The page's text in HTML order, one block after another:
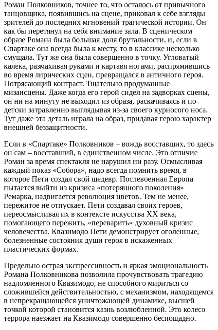
Роман Полковников, точнее то, что осталось от привычного
танцовщика, появившись на сцене, приковал к себе взгляды
зрителей до последних мгновений трагической истории. Он
как бы перетянул на себя внимание зала. В сценическом
образе Романа была большая доля брутальности, и, если в
Спартаке она всегда была к месту, то в классике несколько
смущала. Тут же она была совершенно в точку. Угловатый
калека, размахивая руками и картавя ногами, распрямившись
во время лирических сцен, превращался в античного героя.
Потрясающий контраст. Тщательно продуманные
мизансцены. Даже когда его герой сидел на задворках сцены,
он ни на минуту не выходил из образа, раскачиваясь и по-
детски затравленно выглядывая из-за своего курносого носа.
Тут даже эта деталь играла на образ, придавая герою характер
внешней беззащитности.
Если в «Спартаке» Полковников – вождь восставших, то здесь
он сам – восставший, в единственном числе. Это отличие
Роман за время спектакля не нарушил ни разу. Осмысливая
каждый показ «Собора», надо всегда помнить время, в
которое Пети создал свой шедевр. Послевоенная Европа
пытается выйти из кризиса «потерянного поколения»
Ремарка, надвигается революция цветов. Тем не менее,
пережитое не отпускает. Пети создавал своих героев,
переосмысливая их в контексте искусства XX века,
помогающего пережить, «переварить» духовный кризис
человечества. Квазимодо Пети демонстрирует оголенные,
болезненные состояния души героя в искаженных
пластических формах.
Предельно острая экспрессивность и яркая эмоциональность
Романа Полковникова позволила прочувствовать трагедию
надломленного Квазимодо, не способного мириться со
сложившейся действительностью, с механизмом, находящемся
в непрекращающейся уничтожающей динамике, высшей
точкой которой становится казнь возлюбленной. Это колесо
террора наезжает на Квазимодо совершенно беспощадно.